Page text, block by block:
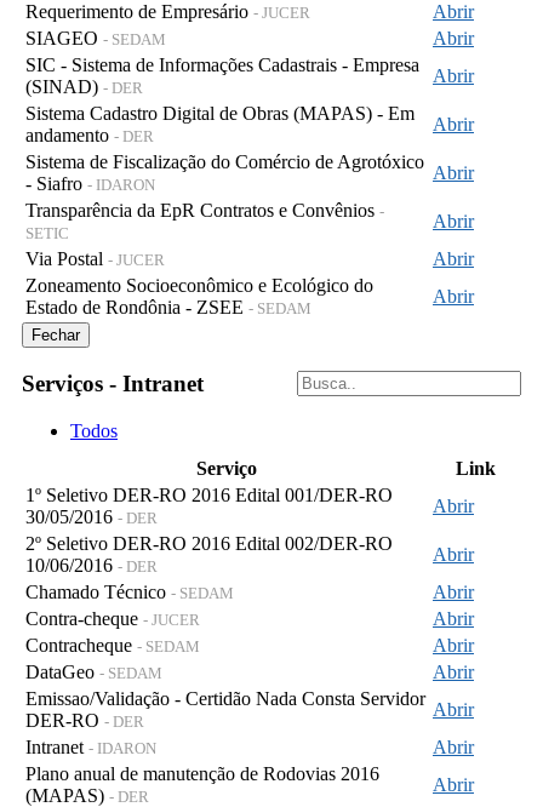
Requerimento de Empresário - JUCER
Abrir
SIAGEO - SEDAM
Abrir
SIC - Sistema de Informações Cadastrais - Empresa
(SINAD) - DER
Abrir
Sistema Cadastro Digital de Obras (MAPAS) - Em
andamento - DER
Abrir
Sistema de Fiscalização do Comércio de Agrotóxico
- Siafro - IDARON
Abrir
Transparência da EpR Contratos e Convênios -
SETIC
Abrir
Via Postal - JUCER
Abrir
Zoneamento Socioeconômico e Ecológico do
Estado de Rondônia - ZSEE - SEDAM
Abrir
Fechar
Serviços - Intranet
Todos
Serviço
Link
1º Seletivo DER-RO 2016 Edital 001/DER-RO
30/05/2016 - DER
Abrir
2º Seletivo DER-RO 2016 Edital 002/DER-RO
10/06/2016 - DER
Abrir
Chamado Técnico - SEDAM
Abrir
Contra-cheque - JUCER
Abrir
Contracheque - SEDAM
Abrir
DataGeo - SEDAM
Abrir
Emissao/Validação - Certidão Nada Consta Servidor
DER-RO - DER
Abrir
Intranet - IDARON
Abrir
Plano anual de manutenção de Rodovias 2016
(MAPAS) - DER
Abrir